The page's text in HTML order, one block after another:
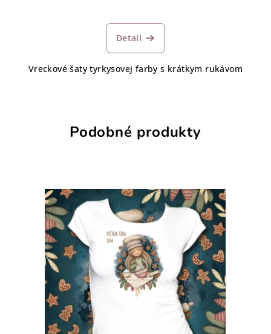
Detail
Vreckové šaty tyrkysovej farby s krátkym rukávom
Podobné produkty